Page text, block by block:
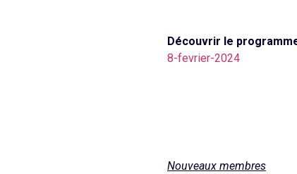
Découvrir le
8-fevrier-2024
Nouveaux membres